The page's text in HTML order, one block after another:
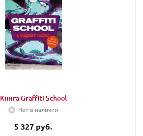
Книга Graffiti School
Нет в наличии
5 327 руб.